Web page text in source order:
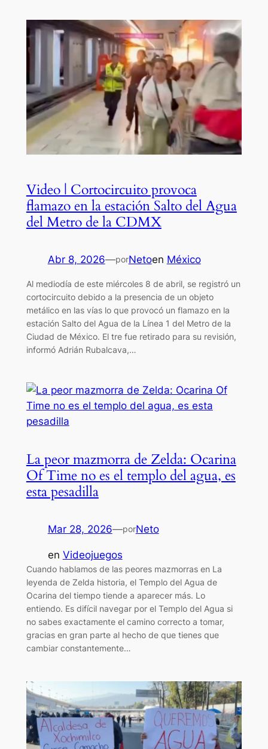
Video | Cortocircuito provoca
flamazo en la estación Salto del Agua
del Metro de la CDMX
Abr 8, 2026—porNetoen México
Al mediodía de este miércoles 8 de abril, se registró un
cortocircuito debido a la presencia de un objeto
metálico en las vías lo que provocó un flamazo en la
estación Salto del Agua de la Línea 1 del Metro de la
Ciudad de México. El tre fue retirado para su revisión,
informó Adrián Rubalcava,…
La peor mazmorra de Zelda: Ocarina
Of Time no es el templo del agua, es
esta pesadilla
Mar 28, 2026—porNeto
en Videojuegos
Cuando hablamos de las peores mazmorras en La
leyenda de Zelda historia, el Templo del Agua de
Ocarina del tiempo tiende a aparecer más. Lo
entiendo. Es difícil navegar por el Templo del Agua si
no sabes exactamente el camino correcto a tomar,
gracias en gran parte al hecho de que tienes que
cambiar constantemente…